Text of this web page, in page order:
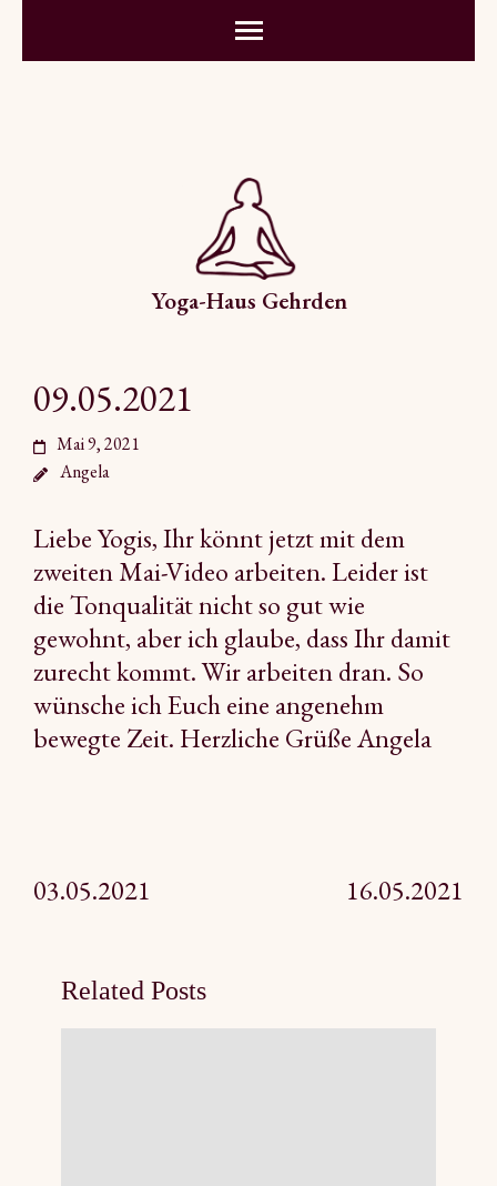
Yoga-Haus Gehrden
09.05.2021
Mai 9, 2021
Angela
Liebe Yogis, Ihr könnt jetzt mit dem
zweiten Mai-Video arbeiten. Leider ist
die Tonqualität nicht so gut wie
gewohnt, aber ich glaube, dass Ihr damit
zurecht kommt. Wir arbeiten dran. So
wünsche ich Euch eine angenehm
bewegte Zeit. Herzliche Grüße Angela
Beitragsnavigation
03.05.2021 16.05.2021
Related Posts